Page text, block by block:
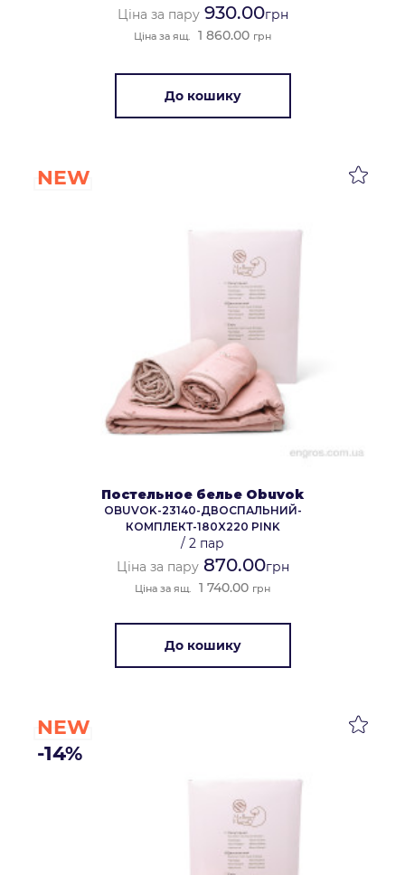
Ціна за пару930.00грн
Ціна за ящ. 1 860.00 грн
До кошику
NEW
Постельное белье Obuvok
OBUVOK-23140-ДВОСПАЛЬНИЙ-
КОМПЛЕКТ-180X220 PINK
/ 2 пар
Ціна за пару870.00грн
Ціна за ящ. 1 740.00 грн
До кошику
NEW
-14%